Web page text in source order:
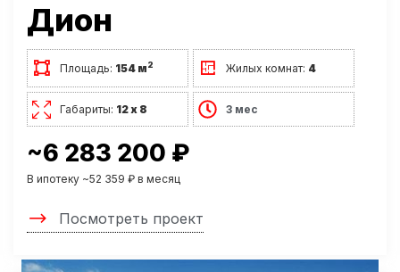
Дион
Площадь: 154 м2 Жилых комнат: 4
Габариты: 12 х 8 3 мес
~6 283 200 ₽
В ипотеку ~52 359 ₽ в месяц
Посмотреть проект